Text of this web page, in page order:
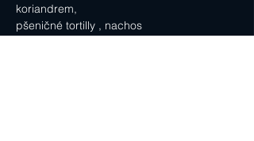
koriandrem,
pšeničné tortilly , nachos